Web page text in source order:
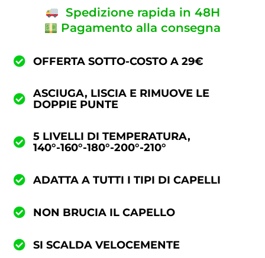
Spedizione rapida in 48H
Pagamento alla consegna
OFFERTA SOTTO-COSTO A 29€
ASCIUGA, LISCIA E RIMUOVE LE
DOPPIE PUNTE
5 LIVELLI DI TEMPERATURA,
140°-160°-180°-200°-210°
ADATTA A TUTTI I TIPI DI CAPELLI
NON BRUCIA IL CAPELLO
SI SCALDA VELOCEMENTE